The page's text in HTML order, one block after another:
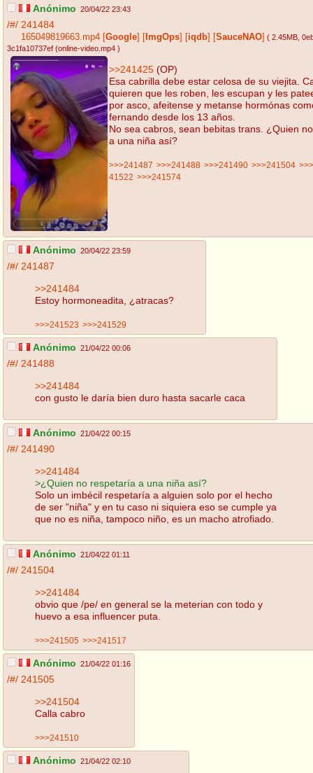
Anónimo 20/04/22 23:43
/#/ 241484
165049819663.mp4 Google ImgOps iqdb SauceNAO ( 2.45MB ,
3c1fa10737ef (online-video.mp4 )
>>241425 (OP)
Esa cabrilla debe estar celosa de su viejita.
quieren que les roben, les escupan y les
por asco, afeitense y metanse hormónas
fernando desde los 13 años.
No sea cabros, sean bebitas trans. ¿Quien
a una niña así?
>>>241487 >>>241488 >>>241490 >>>241504
41522 >>>241574
Anónimo 20/04/22 23:59
/#/ 241487
>>241484
Estoy hormoneadita, ¿atracas?
>>>241523 >>>241529
Anónimo 21/04/22 00:06
/#/ 241488
>>241484
con gusto le daría bien duro hasta sacarle caca
Anónimo 21/04/22 00:15
/#/ 241490
>>241484
>¿Quien no respetaría a una niña así?
Solo un imbécil respetaría a alguien solo por el hecho
de ser "niña" y en tu caso ni siquiera eso se cumple ya
que no es niña, tampoco niño, es un macho atrofiado.
Anónimo 21/04/22 01:11
/#/ 241504
>>241484
obvio que /pe/ en general se la meterian con todo y
huevo a esa influencer puta.
>>>241505 >>>241517
Anónimo 21/04/22 01:16
/#/ 241505
>>241504
Calla cabro
>>>241510
Anónimo 21/04/22 02:10